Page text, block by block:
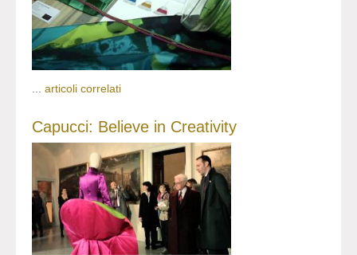
articoli correlati
Capucci: Believe in Creativity